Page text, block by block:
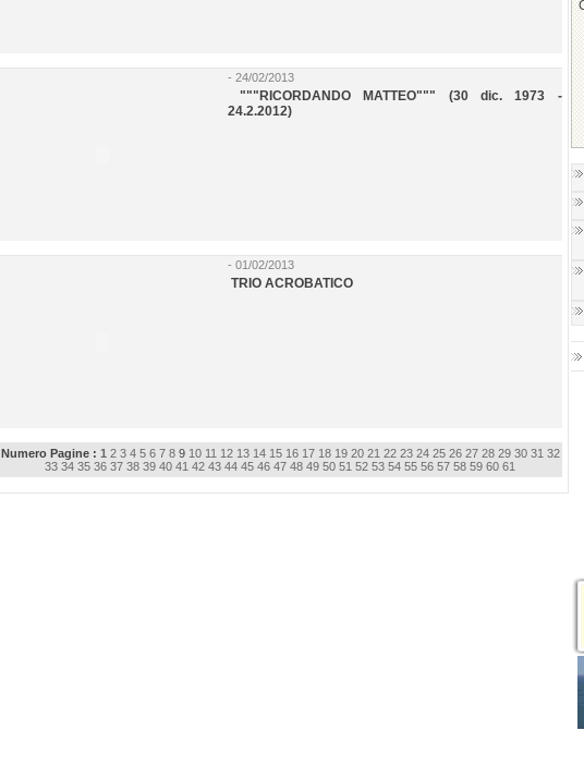
- 24/02/2013
"""RICORDANDO MATTEO""" (30 dic. 1973 -
24.2.2012)
- 01/02/2013
TRIO ACROBATICO
Numero Pagine : 1 2 3 4 5 6 7 89 10 11 12 13 14 15 16 17 18 19 20 21 22 23 24 25 26 27 28 29 30 31 32
33 34 35 36 37 38 39 40 41 42 43 44 45 46 47 48 49 50 51 52 53 54 55 56 57 58 59 60 61